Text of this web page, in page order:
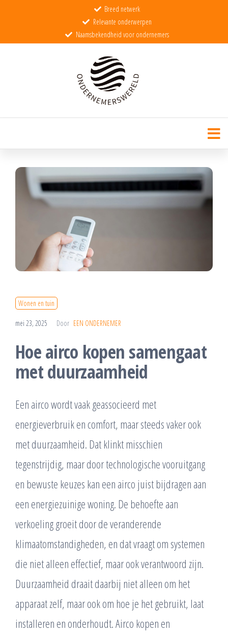
Breed netwerk
Relevante onderwerpen
Naamsbekendheid voor ondernemers
OndernemerswereldDe wereld voor echte ondernemers
Wonen en tuin
mei 23, 2025 Door EEN ONDERNEMER
Hoe airco kopen samengaat
met duurzaamheid
Een airco wordt vaak geassocieerd met
energieverbruik en comfort, maar steeds vaker ook
met duurzaamheid. Dat klinkt misschien
tegenstrijdig, maar door technologische vooruitgang
en bewuste keuzes kan een airco juist bijdragen aan
een energiezuinige woning. De behoefte aan
verkoeling groeit door de veranderende
klimaatomstandigheden, en dat vraagt om systemen
die niet alleen effectief, maar ook verantwoord zijn.
Duurzaamheid draait daarbij niet alleen om het
apparaat zelf, maar ook om hoe je het gebruikt, laat
installeren en onderhoudt. Airco kopen en